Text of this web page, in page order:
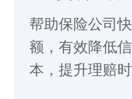
帮助保险公司
额，有效降低
本，提升理赔